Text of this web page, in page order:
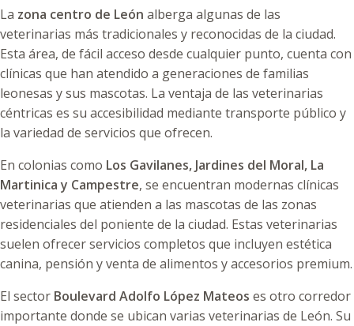
La zona centro de León alberga algunas de las
veterinarias más tradicionales y reconocidas de la ciudad.
Esta área, de fácil acceso desde cualquier punto, cuenta con
clínicas que han atendido a generaciones de familias
leonesas y sus mascotas. La ventaja de las veterinarias
céntricas es su accesibilidad mediante transporte público y
la variedad de servicios que ofrecen.
En colonias como Los Gavilanes, Jardines del Moral, La
Martinica y Campestre, se encuentran modernas clínicas
veterinarias que atienden a las mascotas de las zonas
residenciales del poniente de la ciudad. Estas veterinarias
suelen ofrecer servicios completos que incluyen estética
canina, pensión y venta de alimentos y accesorios premium.
El sector Boulevard Adolfo López Mateos es otro corredor
importante donde se ubican varias veterinarias de León. Su